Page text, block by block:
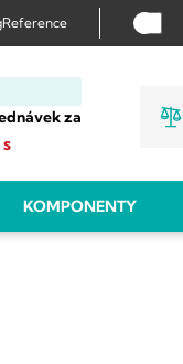
Reference
za
s
KOMPONENTY